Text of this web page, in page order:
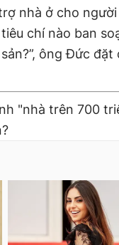
nhà ở cho
chí nào ban
ông Đức đặt
"nhà trên 700